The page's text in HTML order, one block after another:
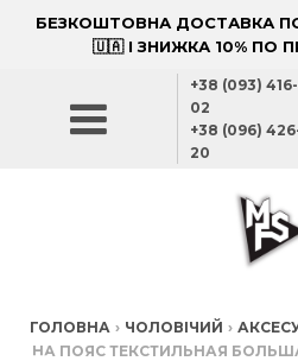
БЕЗКОШТОВНА ДОСТАВКА ПО
🇺🇦 І ЗНИЖКА 10% ПО
+38 (093)
02
+38 (096)
20
ГОЛОВНА › ЧОЛОВІЧИЙ ›
НА ПОЯС ТЕКСТИЛЬНАЯ